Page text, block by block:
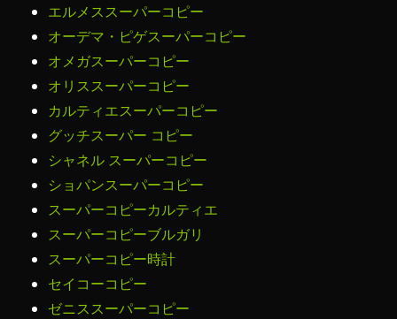
エルメススーパーコピー
オーデマ・ピゲスーパーコピー
オメガスーパーコピー
オリススーパーコピー
カルティエスーパーコピー
グッチスーパー コピー
シャネル スーパーコピー
ショパンスーパーコピー
スーパーコピーカルティエ
スーパーコピーブルガリ
スーパーコピー時計
セイコーコピー
ゼニススーパーコピー